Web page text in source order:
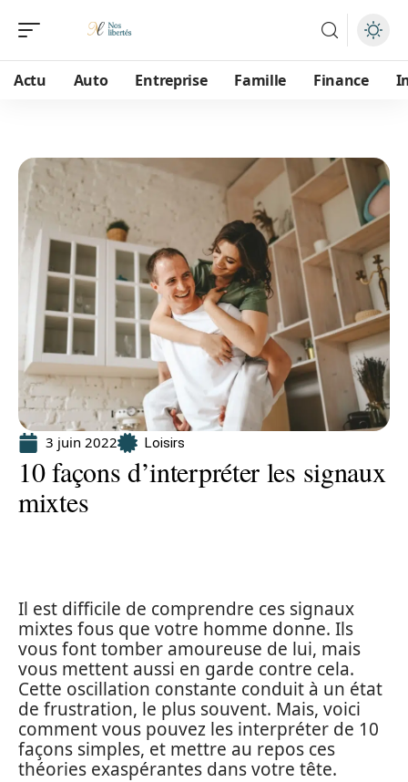
Actu Auto Entreprise Famille Finance
3 juin 2022 Loisirs
10 façons d’interpréter les signaux
mixtes
Il est difficile de comprendre ces signaux
mixtes fous que votre homme donne. Ils
vous font tomber amoureuse de lui, mais
vous mettent aussi en garde contre cela.
Cette oscillation constante conduit à un état
de frustration, le plus souvent. Mais, voici
comment vous pouvez les interpréter de 10
façons simples, et mettre au repos ces
théories exaspérantes dans votre tête.